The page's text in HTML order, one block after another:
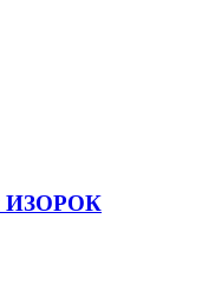
ИЗОРОК